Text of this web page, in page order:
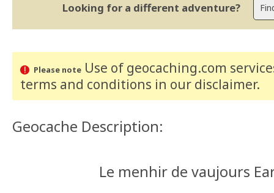
Looking for a different adventure?
Please noteUse of geocaching.com
terms and conditions in our disclaimer.
Geocache Description:
Le menhir de vaujours